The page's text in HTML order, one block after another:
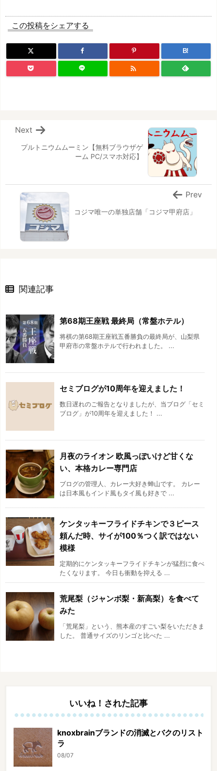
この投稿をシェアする
B!

プルトニウムムーミン【無料ブラウザゲ
ーム PC/スマホ対応】
Next
コジマ唯一の単独店舗「コジマ甲府店」
Prev
関連記事
第68期王座戦 最終局（常盤ホテル）
将棋の第68期王座戦五番勝負の最終局が、山梨県
甲府市の常盤ホテルで行われました。 ...
セミブログが10周年を迎えました！
数日遅れのご報告となりましたが、当ブログ「セミ
ブログ」が10周年を迎えました！ ...
月夜のライオン 欧風っぽいけど甘くな
い、本格カレー専門店
ブログの管理人、カレー大好き蝉山です。 カレー
は日本風もインド風もタイ風も好きで ...
ケンタッキーフライドチキンで３ピース
頼んだ時、サイが100％つく訳ではない
模様
定期的にケンタッキーフライドチキンが猛烈に食べ
たくなります。 今日も衝動を抑える ...
荒尾梨（ジャンボ梨・新高梨）を食べて
みた
「荒尾梨」という、熊本産のすごい梨をいただきま
した。 普通サイズのリンゴと比べた ...
いいね！された記事
knoxbrainブランドの消滅とバクのリスト
ラ
08/07